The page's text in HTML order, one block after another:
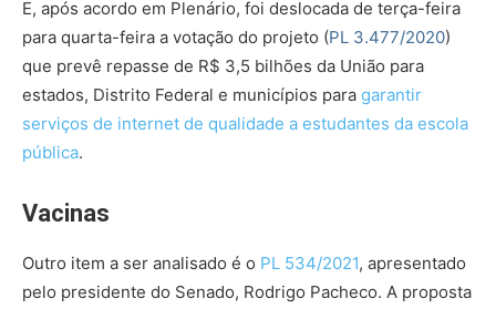
E, após acordo em Plenário, foi deslocada de terça-feira
para quarta-feira a votação do projeto (PL 3.477/2020)
que prevê repasse de R$ 3,5 bilhões da União para
estados, Distrito Federal e municípios para garantir
serviços de internet de qualidade a estudantes da escola
pública.
Vacinas
Outro item a ser analisado é o PL 534/2021, apresentado
pelo presidente do Senado, Rodrigo Pacheco. A proposta